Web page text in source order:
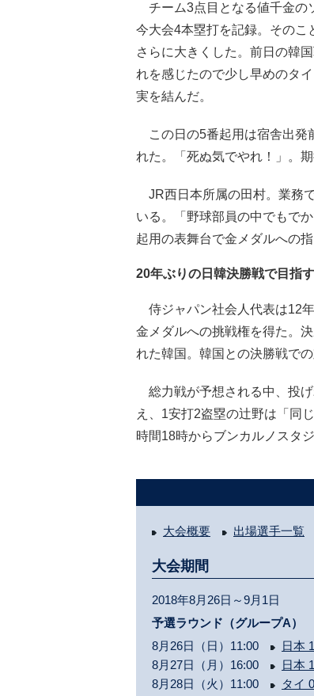
チーム3点目となる値千金の
今大会4本塁打を記録。そのこ
さらに大きくした。前日の韓
れを感じたので少し早めのタ
実を結んだ。
この日の5番起用は宿舎出発
れた。「死ぬ気でやれ！」。
JR西日本所属の田村。業務
いる。「野球部員の中でもで
起用の表舞台で金メダルへの
20年ぶりの日韓決勝戦で目指
侍ジャパン社会人代表は12
金メダルへの挑戦権を得た。
れた韓国。韓国との決勝戦で
総力戦が予想される中、投
え、1安打2盗塁の辻野は「同
時間18時からブンカルノスタ
大会概要 出場選手一覧
大会期間
2018年8月26日～9月1日
予選ラウンド（グループA）
8月26日（日）11:00
日本
8月27日（月）16:00
日本
8月28日（火）11:00
タイ